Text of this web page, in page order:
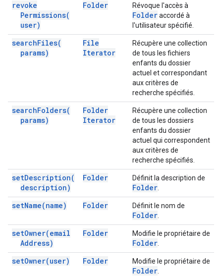
revoke
Permissions(
user)
Folder Révoque l'accès à
Folderaccordé à
l'utilisateur spécifié.
searchFiles(
params)
File
Iterator
Récupère une collection
de tous les fichiers
enfants du dossier
actuel et correspondant
aux critères de
recherche spécifiés.
searchFolders(
params)
Folder
Iterator
Récupère une collection
de tous les dossiers
enfants du dossier
actuel qui correspondent
aux critères de
recherche spécifiés.
setDescription(
description)
Folder Définit la description de
Folder
setName(name) Folder Définit le nom de
Folder
setOwner(email
Address)
Folder Modifie le propriétaire de
Folder
setOwner(user) Folder Modifie le propriétaire de
Folder